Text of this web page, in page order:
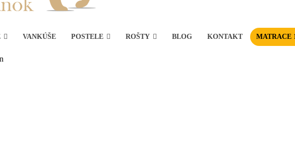
VANKÚŠE POSTELE ROŠTY BLOG KONTAKT MATRACE